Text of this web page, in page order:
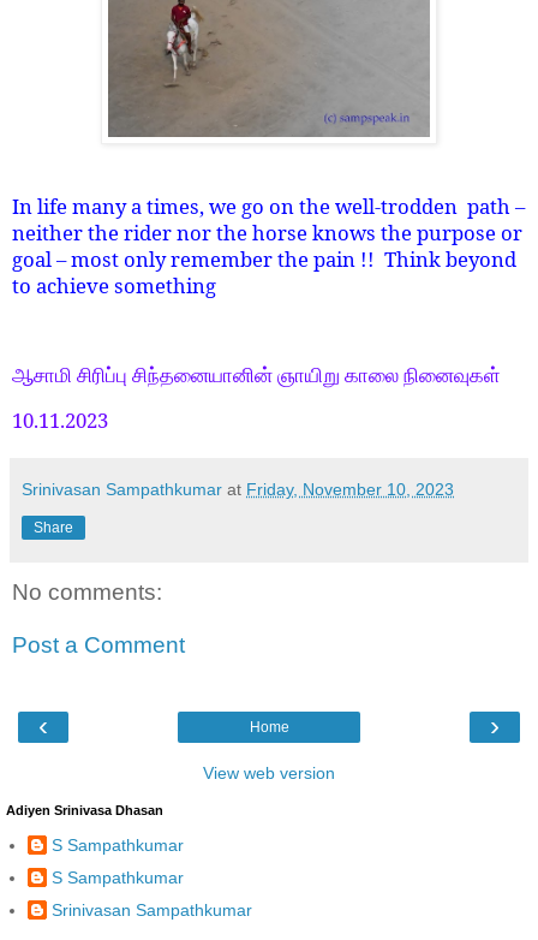
In life many a times, we go on the well-trodden path –
neither the rider nor the horse knows the purpose or
goal – most only remember the pain !! Think beyond
to achieve something
ஆசாமி சிரிப்பு சிந்தனையானின் ஞாயிறு காலை நினைவுகள்
10.11.2023
Srinivasan Sampathkumar at Friday, November 10, 2023
Share
No comments:
Post a Comment
‹ ›
Home
View web version
Adiyen Srinivasa Dhasan
S Sampathkumar
S Sampathkumar
Srinivasan Sampathkumar